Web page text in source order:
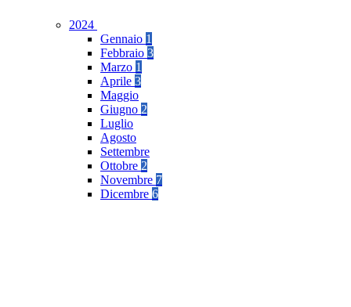
2024
Gennaio 1
Febbraio 3
Marzo 1
Aprile 3
Maggio
Giugno 2
Luglio
Agosto
Settembre
Ottobre 2
Novembre 7
Dicembre 6